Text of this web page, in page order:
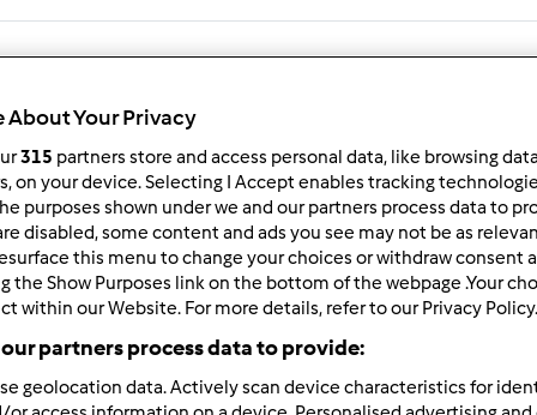
più recenti
16/2014 - 16:47
fa ho stipulato il contratto per l'acquisto del TM5 a
quindi una appassionata di cucina.
About Your Privacy
315 partners store and access personal data, like browsing
on your device. Selecting I Accept enables tracking
purposes shown under we and our partners process data to
disabled, some content and ads you see may not be as
this menu to change your choices or withdraw consent
the Show Purposes link on the bottom of the webpage .Your
within our Website. For more details, refer to our Privacy Policy.
partners process data to provide:
geolocation data. Actively scan device characteristics for